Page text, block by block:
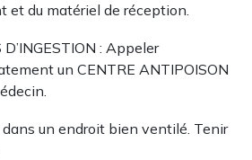
et du matériel de réception.
D’INGESTION : Appeler
un CENTRE ANTIPOISON
un endroit bien ventilé. Tenir